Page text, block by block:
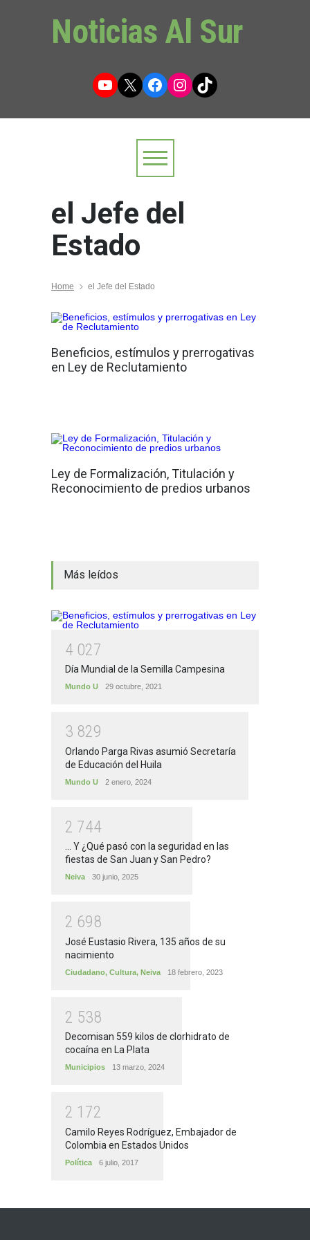
Noticias Al Sur
YouTube
X Facebook
Instagram
TikTok
el Jefe del
Estado
Home el Jefe del Estado
Beneficios, estímulos y prerrogativas
en Ley de Reclutamiento
Ley de Formalización, Titulación y
Reconocimiento de predios urbanos
Más leídos
4 027
Día Mundial de la Semilla Campesina
Mundo U 29 octubre, 2021
3 829
Orlando Parga Rivas asumió Secretaría
de Educación del Huila
Mundo U 2 enero, 2024
2 744
... Y ¿Qué pasó con la seguridad en las
fiestas de San Juan y San Pedro?
Neiva 30 junio, 2025
2 698
José Eustasio Rivera, 135 años de su
nacimiento
Ciudadano, Cultura, Neiva 18 febrero, 2023
2 538
Decomisan 559 kilos de clorhidrato de
cocaína en La Plata
Municipios 13 marzo, 2024
2 1 72
Camilo Reyes Rodríguez, Embajador de
Colombia en Estados Unidos
Política 6 julio, 2017